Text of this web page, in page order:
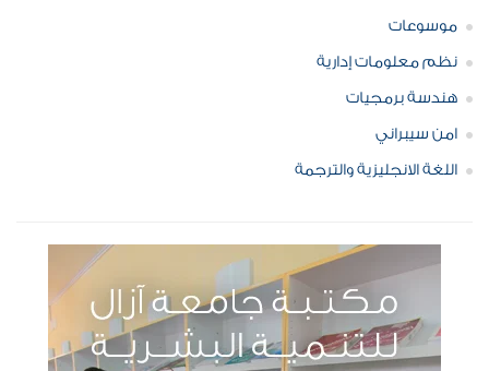
موسوعات
نظم معلومات إدارية
هندسة برمجيات
امن سيبراني
اللغة الانجليزية والترجمة